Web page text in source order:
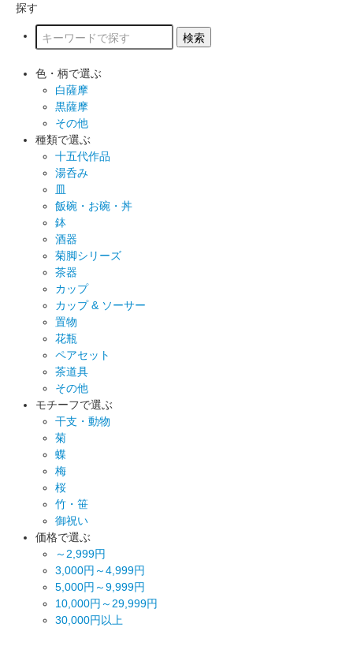
探す
色・柄で選ぶ
白薩摩
黒薩摩
その他
種類で選ぶ
十五代作品
湯呑み
皿
飯碗・お碗・丼
鉢
酒器
菊脚シリーズ
茶器
カップ
カップ & ソーサー
置物
花瓶
ペアセット
茶道具
その他
モチーフで選ぶ
干支・動物
菊
蝶
梅
桜
竹・笹
御祝い
価格で選ぶ
～2,999円
3,000円～4,999円
5,000円～9,999円
10,000円～29,999円
30,000円以上